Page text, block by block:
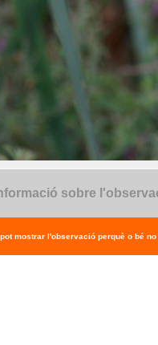
sobre
mostrar l'observació perquè o bé